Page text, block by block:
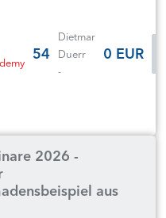
54
Dietmar
Duerr
-
0 EUR
2026 -
aus